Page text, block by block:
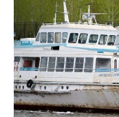
НЕФТЬ
ОПК
ЭНЕРГЕТИКА
РОЗНИЧНАЯ
ТРАНСПОРТ
УСЛУГИ
НОВОСТИ
IT
МЕДИА
МЕРОПРИЯТИЯ
НОВОСТИ
ВЫЕЗДНАЯ
БИЗНЕС-БРАНЧИ
СПОРТ
НОВОСТИ СПОРТА
ФУТБОЛ
ОБЩЕСТВО
НОВОСТИ
ФОТОГАЛЕРЕЯ